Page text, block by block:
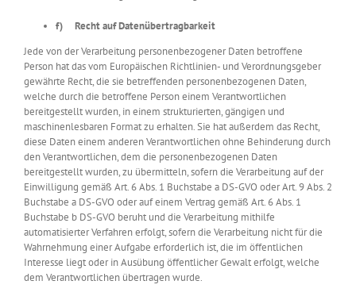
f) Recht auf Datenübertragbarkeit
Jede von der Verarbeitung personenbezogener Daten betroffene
Person hat das vom Europäischen Richtlinien- und Verordnungsgeber
gewährte Recht, die sie betreffenden personenbezogenen Daten,
welche durch die betroffene Person einem Verantwortlichen
bereitgestellt wurden, in einem strukturierten, gängigen und
maschinenlesbaren Format zu erhalten. Sie hat außerdem das Recht,
diese Daten einem anderen Verantwortlichen ohne Behinderung durch
den Verantwortlichen, dem die personenbezogenen Daten
bereitgestellt wurden, zu übermitteln, sofern die Verarbeitung auf der
Einwilligung gemäß Art. 6 Abs. 1 Buchstabe a DS-GVO oder Art. 9 Abs. 2
Buchstabe a DS-GVO oder auf einem Vertrag gemäß Art. 6 Abs. 1
Buchstabe b DS-GVO beruht und die Verarbeitung mithilfe
automatisierter Verfahren erfolgt, sofern die Verarbeitung nicht für die
Wahrnehmung einer Aufgabe erforderlich ist, die im öffentlichen
Interesse liegt oder in Ausübung öffentlicher Gewalt erfolgt, welche
dem Verantwortlichen übertragen wurde.